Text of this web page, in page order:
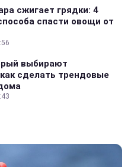
сжигает грядки: 4
спасти овощи от
выбирают
сделать трендовые